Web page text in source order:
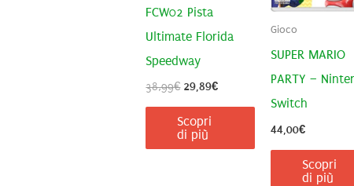
FCW02 Pista
Ultimate Florida
Speedway
38,99€ Il
originale
era:
38,99€.
29,89€Il
29,89€.
Scopri
di più
Gioco
SUPER MARIO
PARTY –
Switch
44,00€
Scopri
di più